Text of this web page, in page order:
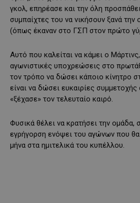
γκολ, επηρέασε και την όλη
συμπαίχτες του να νικήσουν ξανά
(όπως έκαναν στο ΓΣΠ στον πρώτο
Αυτό που καλείται να κάμει ο
αγωνιστικές υποχρεώσεις στο
τον τρόπο να δώσει κάποιο κίνητρο
είναι να δώσει ευκαιρίες
«ξέχασε» τον τελευταίο καιρό.
Φυσικά θέλει να κρατήσει την ομάδα,
εγρήγορση ενόψει του αγώνων που
μήνα στα ημιτελικά του κυπέλλου.